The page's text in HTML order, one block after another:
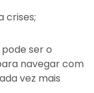
crises;
ser o
navegar com
vez mais